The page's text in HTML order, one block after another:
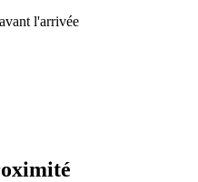
l'arrivée